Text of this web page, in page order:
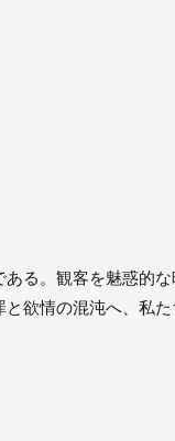
る。観客を魅惑的な
欲情の混沌へ、私た